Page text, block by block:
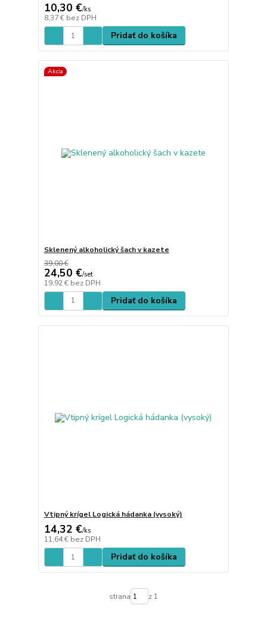
10,30 €/ks
8,37 € bez DPH
Pridať do košíka
Akcia
Sklenený alkoholický šach v kazete
39,00 €
24,50 €/set
19,92 € bez DPH
Pridať do košíka
Vtipný krígel Logická hádanka (vysoký)
14,32 €/ks
11,64 € bez DPH
Pridať do košíka
strana z 1